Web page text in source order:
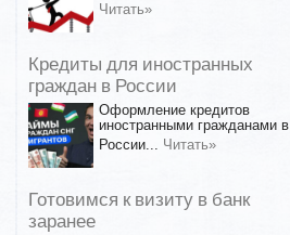
Читать»
Кредиты для иностранных
граждан в России
Оформление кредитов
иностранными гражданами в
России... Читать»
Готовимся к визиту в банк
заранее